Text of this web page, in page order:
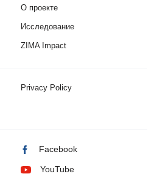
О проекте
Исследование
ZIMA Impact
Privacy Policy
Facebook
YouTube